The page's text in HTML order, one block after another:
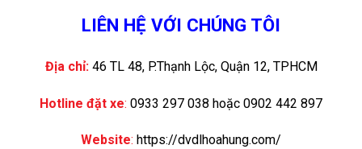
LIÊN HỆ VỚI CHÚNG TÔI
Địa chỉ:46 TL 48, P.Thạnh Lộc, Quận 12, TPHCM
Hotline đặt xe: 0933 297 038 hoặc 0902 442 897
Website: https://dvdlhoahung.com/